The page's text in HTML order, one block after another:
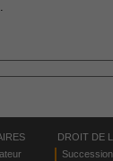
DROIT DE